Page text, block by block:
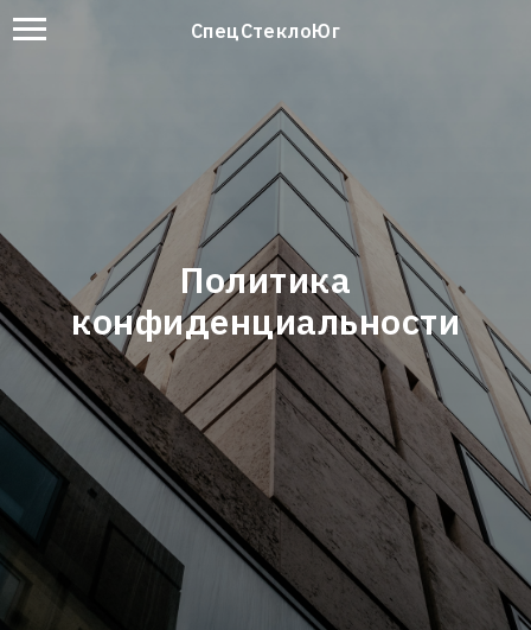
СпецСтеклоЮг
Политика
конфиденциальности